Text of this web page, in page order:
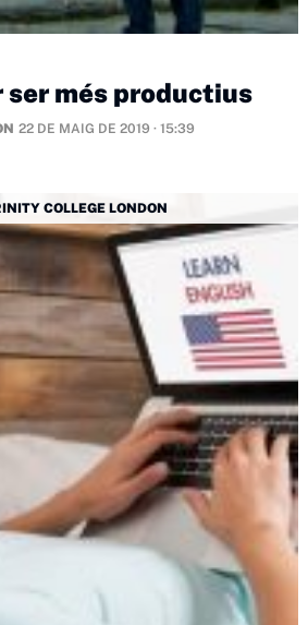
ser més productius
22 DE MAIG DE 2019 · 15:39
COLLEGE LONDON